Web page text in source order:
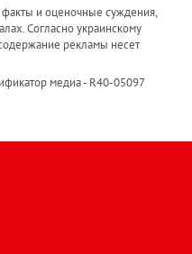
факты и оценочные суждения,
Согласно украинскому
содержание рекламы несет
медиа - R40-05097